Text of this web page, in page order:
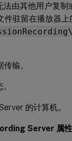
由其他用户复
件驻留在播放器上
输。
的计算机。
Server 属性